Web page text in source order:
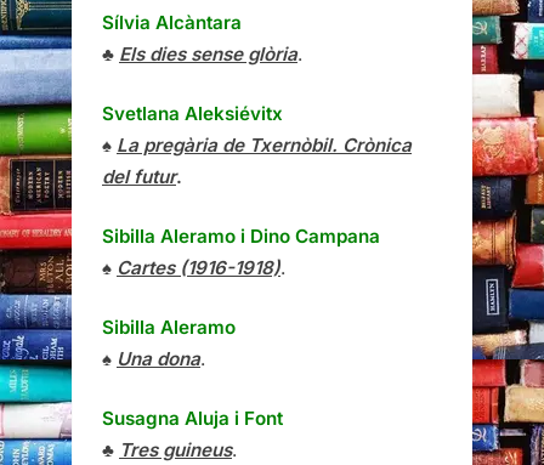
Sílvia Alcàntara
♣ Els dies sense glòria.
Svetlana Aleksiévitx
♠ La pregària de Txernòbil. Crònica
del futur.
Sibilla Aleramo i Dino Campana
♠ Cartes (1916-1918).
Sibilla Aleramo
♠ Una dona.
Susagna Aluja i Font
♣ Tres guineus.